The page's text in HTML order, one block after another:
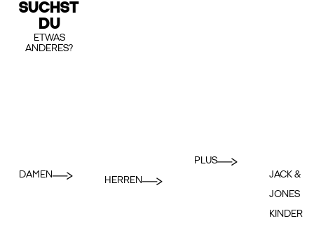
SUCHST
DU
ETWAS
ANDERES?
DAMEN
HERREN
PLUS
JACK &
JONES
KINDER